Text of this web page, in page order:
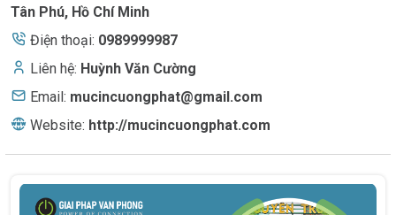
Tân Phú, Hồ Chí Minh
Điện thoại: 0989999987
Liên hệ: Huỳnh Văn Cường
Email: mucincuongphat@gmail.com
Website: http://mucincuongphat.com